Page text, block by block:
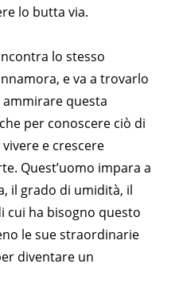
lo butta via.
lo stesso
e va a trovarlo
questa
per conoscere ciò di
e crescere
Quest’uomo impara a
il grado di umidità, il
cui ha bisogno questo
le sue straordinarie
diventare un